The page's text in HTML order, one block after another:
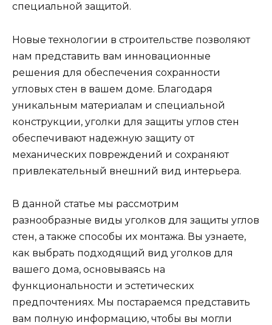
специальной защитой.
Новые технологии в строительстве позволяют
нам представить вам инновационные
решения для обеспечения сохранности
угловых стен в вашем доме. Благодаря
уникальным материалам и специальной
конструкции, уголки для защиты углов стен
обеспечивают надежную защиту от
механических повреждений и сохраняют
привлекательный внешний вид интерьера.
В данной статье мы рассмотрим
разнообразные виды уголков для защиты углов
стен, а также способы их монтажа. Вы узнаете,
как выбрать подходящий вид уголков для
вашего дома, основываясь на
функциональности и эстетических
предпочтениях. Мы постараемся представить
вам полную информацию, чтобы вы могли